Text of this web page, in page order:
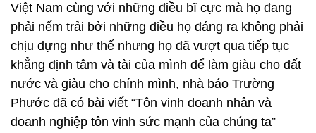
Việt Nam cùng với những điều bĩ cực mà họ đang
phải nếm trải bởi những điều họ đáng ra không phải
chịu đựng như thế nhưng họ đã vượt qua tiếp tục
khẳng định tâm và tài của mình để làm giàu cho đất
nước và giàu cho chính mình, nhà báo Trường
Phước đã có bài viết “Tôn vinh doanh nhân và
doanh nghiệp tôn vinh sức mạnh của chúng ta”